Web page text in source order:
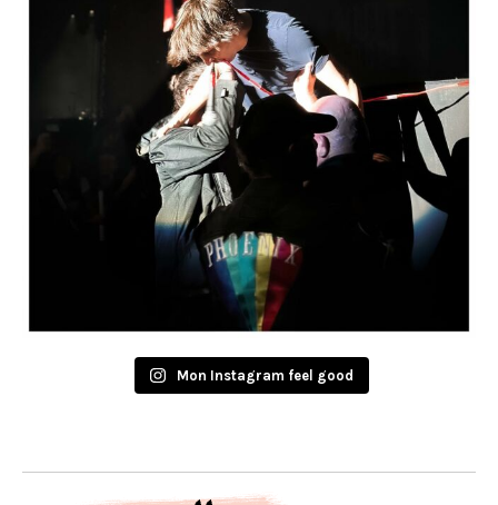
Mon Instagram feel good